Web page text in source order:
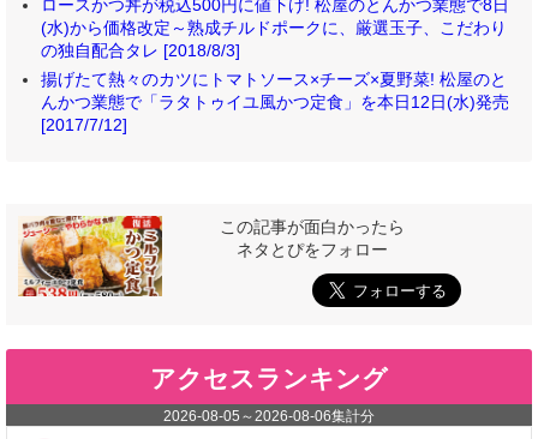
ロースかつ丼が税込500円に値下げ! 松屋のとんかつ業態で8日
(水)から価格改定～熟成チルドポークに、厳選玉子、こだわり
の独自配合タレ [2018/8/3]
揚げたて熱々のカツにトマトソース×チーズ×夏野菜! 松屋のと
んかつ業態で「ラタトゥイユ風かつ定食」を本日12日(水)発売
[2017/7/12]
この記事が面白かったら
ネタとぴをフォロー
アクセスランキング
2026-08-05 ～2026-08-06集計分